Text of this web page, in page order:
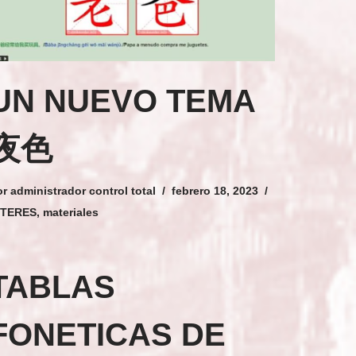
NUEVO TEMA
色
administrador control total
febrero 18, 2023
, materiales
DE